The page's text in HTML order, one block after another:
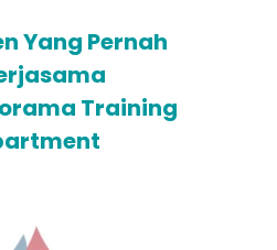
Yang Pernah
Training